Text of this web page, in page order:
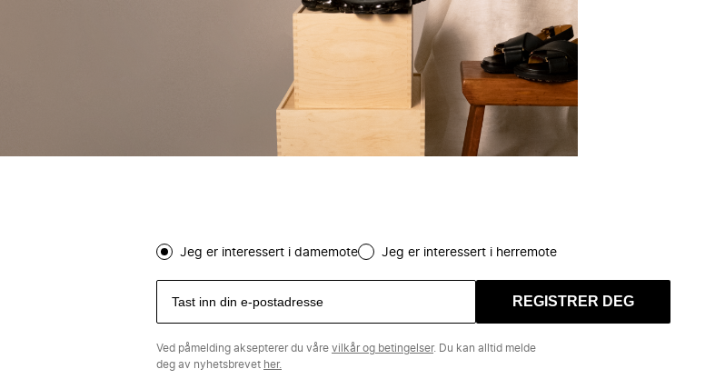
Jeg er interessert i damemote Jeg er interessert i herremote
REGISTRER DEG
Ved påmelding aksepterer du våre vilkår og betingelser. Du kan alltid melde
deg av nyhetsbrevet her.